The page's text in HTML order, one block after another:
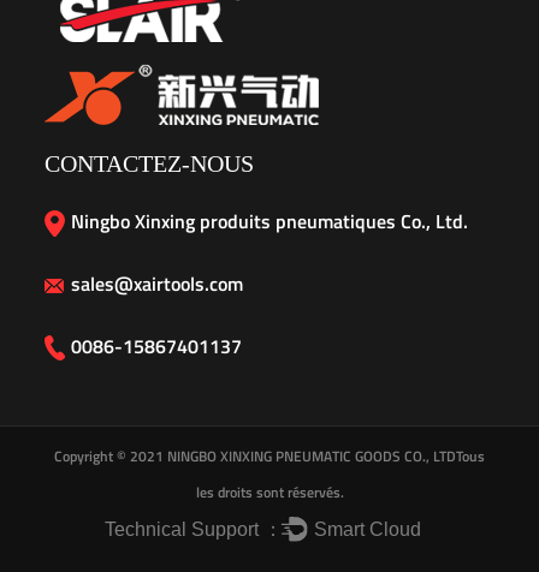
CONTACTEZ-NOUS
Ningbo Xinxing produits pneumatiques Co., Ltd.
sales@xairtools.com
0086-15867401137
Copyright © 2021 NINGBO XINXING PNEUMATIC GOODS CO., LTDTous
les droits sont réservés.
Technical Support ： Smart Cloud